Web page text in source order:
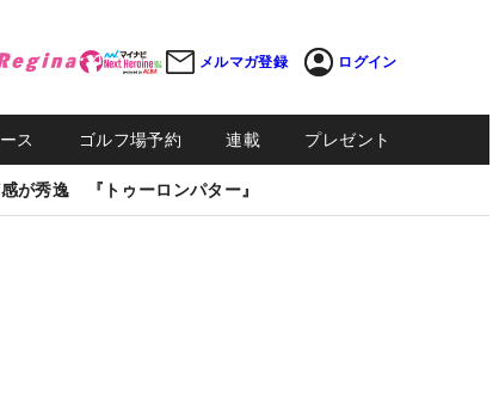
メルマガ登録 ログイン
ス ゴルフ場予約 連載 プレゼント
が秀逸 『トゥーロンパター』